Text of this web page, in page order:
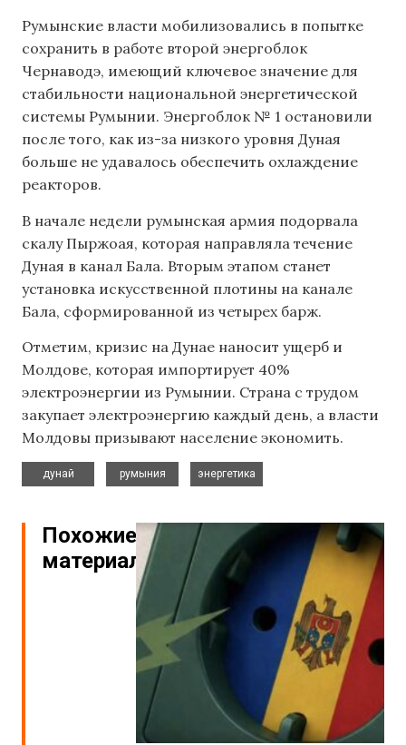
Румынские власти мобилизовались в попытке
сохранить в работе второй энергоблок
Чернаводэ, имеющий ключевое значение для
стабильности национальной энергетической
системы Румынии. Энергоблок № 1 остановили
после того, как из-за низкого уровня Дуная
больше не удавалось обеспечить охлаждение
реакторов.
В начале недели румынская армия подорвала
скалу Пыржоая, которая направляла течение
Дуная в канал Бала. Вторым этапом станет
установка искусственной плотины на канале
Бала, сформированной из четырех барж.
Отметим, кризис на Дунае наносит ущерб и
Молдове, которая импортирует 40%
электроэнергии из Румынии. Страна с трудом
закупает электроэнергию каждый день, а власти
Молдовы призывают население экономить.
дунай
румыния
энергетика
Похожие
материалы